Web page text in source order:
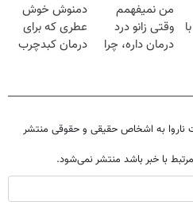
صحبت کنید)
من نمیفهمم
وقتی زانو درد
درمان داره، چرا
دمنوش خوش
عطری که برای
درمان کبدچرب
ناروا به اشخاص حقیقی و حقوقی منتشر
با خبر باشد منتشر نمی‌شود.